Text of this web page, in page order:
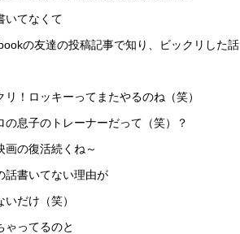
いてなくて
の友達の投稿記事で知り、ビックリした話
リ！ロッキーってまたやるのね（笑）
の息子のトレーナーだって（笑）？
画の復活続くね～
話書いてない理由が
だけ（笑）
ゃってるのと